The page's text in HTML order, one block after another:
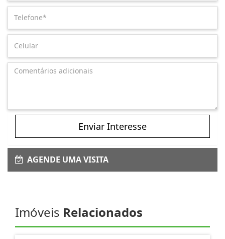
Enviar Interesse
AGENDE UMA VISITA
Imóveis Relacionados